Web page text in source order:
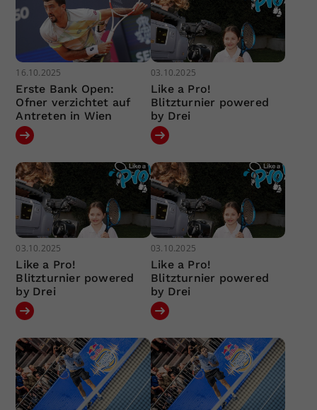
16.10.2025
Erste Bank Open:
Ofner verzichtet auf
Antreten in Wien
03.10.2025
Like a Pro!
Blitzturnier powered
by Drei
03.10.2025
Like a Pro!
Blitzturnier powered
by Drei
03.10.2025
Like a Pro!
Blitzturnier powered
by Drei